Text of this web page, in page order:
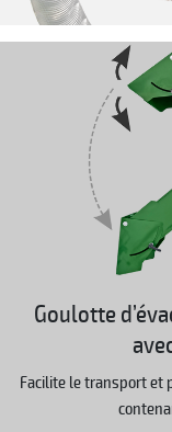
Goulotte
Facilite le transport et